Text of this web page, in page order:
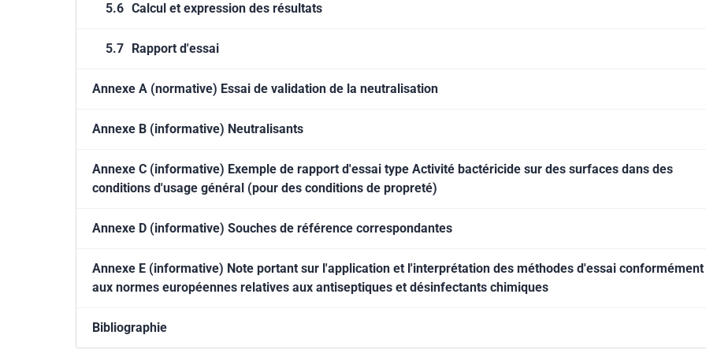
5.6 Calcul et expression des résultats
5.7 Rapport d'essai
Annexe A (normative) Essai de validation de la neutralisation
Annexe B (informative) Neutralisants
Annexe C (informative) Exemple de rapport d'essai type Activité bactéricide sur des surfaces dans des
conditions d'usage général (pour des conditions de propreté)
Annexe D (informative) Souches de référence correspondantes
Annexe E (informative) Note portant sur l'application et l'interprétation des méthodes d'essai conformément
aux normes européennes relatives aux antiseptiques et désinfectants chimiques
Bibliographie